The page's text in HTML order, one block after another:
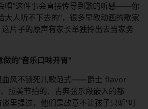
唱"这件事会直接传导到歌的听感——你
大人听不下去的"，很多早教动画的歌家
片子的原声有家长单独拎出去当家务
做的"音乐口味开胃"
曲风不锁死儿歌范式——爵士 flavor
拉美节拍的、古典弦乐段嵌入的都
里提过，他们是故意不让孩子只听"叮